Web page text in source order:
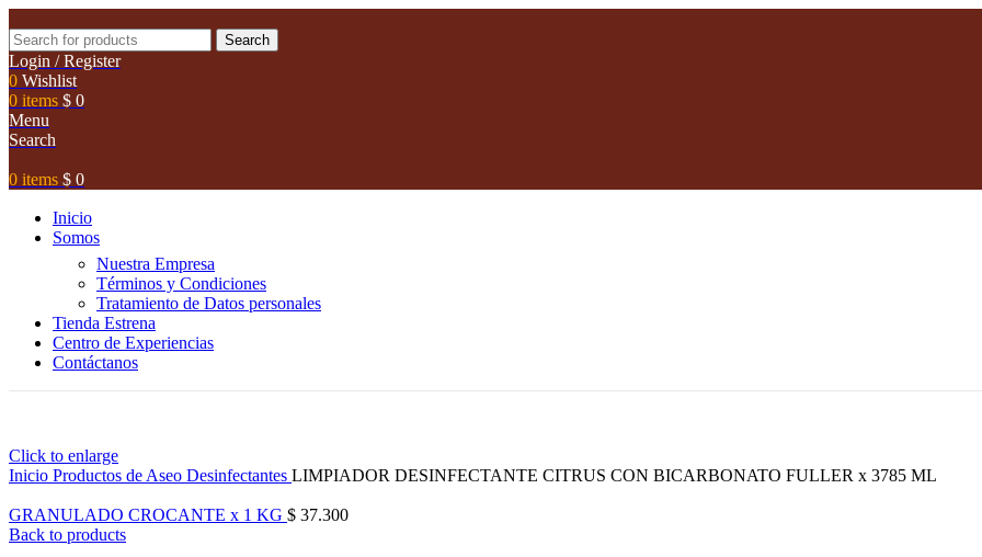
Search
Login / Register
0 Wishlist
0 items $ 0
Menu
Search
0 items $ 0
Inicio
Somos
Nuestra Empresa
Términos y Condiciones
Tratamiento de Datos personales
Tienda Estrena
Centro de Experiencias
Contáctanos
Click to enlarge
Inicio Productos de Aseo Desinfectantes LIMPIADOR DESINFECTANTE CITRUS CON BICARBONATO FULLER x 3785 ML
GRANULADO CROCANTE x 1 KG $ 37.300
Back to products